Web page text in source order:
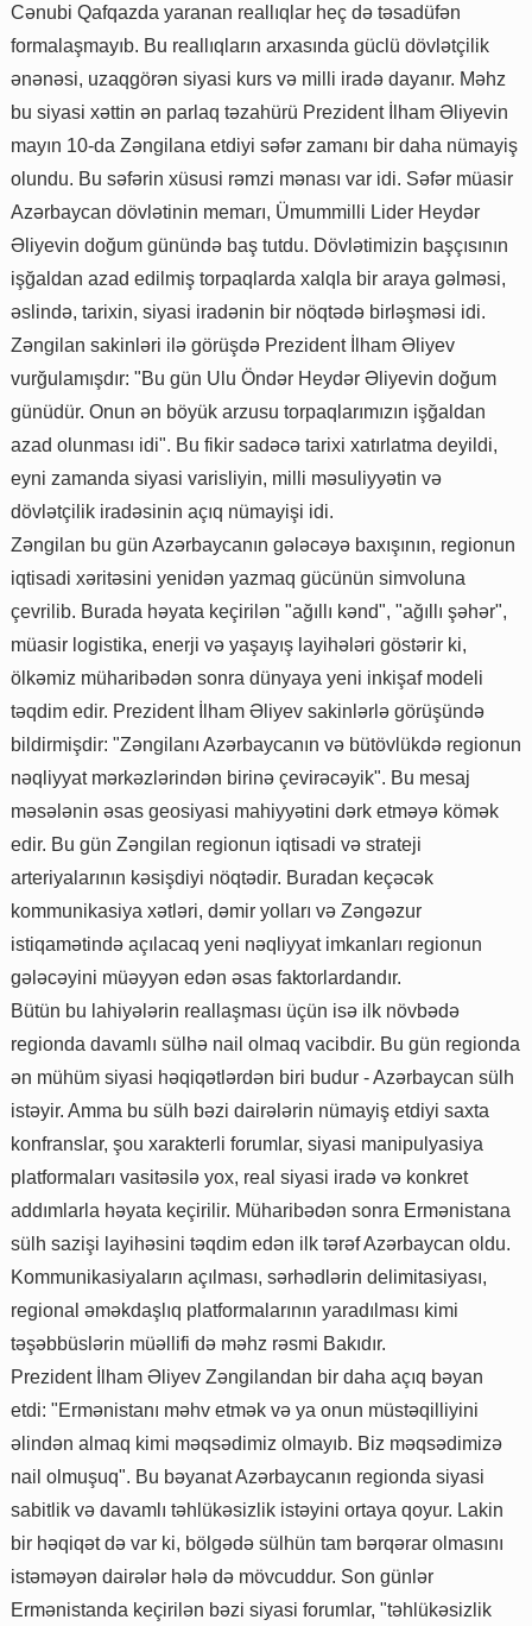
Cənubi Qafqazda yaranan reallıqlar heç də təsadüfən
formalaşmayıb. Bu reallıqların arxasında güclü dövlətçilik
ənənəsi, uzaqgörən siyasi kurs və milli iradə dayanır. Məhz
bu siyasi xəttin ən parlaq təzahürü Prezident İlham Əliyevin
mayın 10-da Zəngilana etdiyi səfər zamanı bir daha nümayiş
olundu. Bu səfərin xüsusi rəmzi mənası var idi. Səfər müasir
Azərbaycan dövlətinin memarı, Ümummilli Lider Heydər
Əliyevin doğum günündə baş tutdu. Dövlətimizin başçısının
işğaldan azad edilmiş torpaqlarda xalqla bir araya gəlməsi,
əslində, tarixin, siyasi iradənin bir nöqtədə birləşməsi idi.
Zəngilan sakinləri ilə görüşdə Prezident İlham Əliyev
vurğulamışdır: "Bu gün Ulu Öndər Heydər Əliyevin doğum
günüdür. Onun ən böyük arzusu torpaqlarımızın işğaldan
azad olunması idi". Bu fikir sadəcə tarixi xatırlatma deyildi,
eyni zamanda siyasi varisliyin, milli məsuliyyətin və
dövlətçilik iradəsinin açıq nümayişi idi.
Zəngilan bu gün Azərbaycanın gələcəyə baxışının, regionun
iqtisadi xəritəsini yenidən yazmaq gücünün simvoluna
çevrilib. Burada həyata keçirilən "ağıllı kənd", "ağıllı şəhər",
müasir logistika, enerji və yaşayış layihələri göstərir ki,
ölkəmiz müharibədən sonra dünyaya yeni inkişaf modeli
təqdim edir. Prezident İlham Əliyev sakinlərlə görüşündə
bildirmişdir: "Zəngilanı Azərbaycanın və bütövlükdə regionun
nəqliyyat mərkəzlərindən birinə çevirəcəyik". Bu mesaj
məsələnin əsas geosiyasi mahiyyətini dərk etməyə kömək
edir. Bu gün Zəngilan regionun iqtisadi və strateji
arteriyalarının kəsişdiyi nöqtədir. Buradan keçəcək
kommunikasiya xətləri, dəmir yolları və Zəngəzur
istiqamətində açılacaq yeni nəqliyyat imkanları regionun
gələcəyini müəyyən edən əsas faktorlardandır.
Bütün bu lahiyələrin reallaşması üçün isə ilk növbədə
regionda davamlı sülhə nail olmaq vacibdir. Bu gün regionda
ən mühüm siyasi həqiqətlərdən biri budur - Azərbaycan sülh
istəyir. Amma bu sülh bəzi dairələrin nümayiş etdiyi saxta
konfranslar, şou xarakterli forumlar, siyasi manipulyasiya
platformaları vasitəsilə yox, real siyasi iradə və konkret
addımlarla həyata keçirilir. Müharibədən sonra Ermənistana
sülh sazişi layihəsini təqdim edən ilk tərəf Azərbaycan oldu.
Kommunikasiyaların açılması, sərhədlərin delimitasiyası,
regional əməkdaşlıq platformalarının yaradılması kimi
təşəbbüslərin müəllifi də məhz rəsmi Bakıdır.
Prezident İlham Əliyev Zəngilandan bir daha açıq bəyan
etdi: "Ermənistanı məhv etmək və ya onun müstəqilliyini
əlindən almaq kimi məqsədimiz olmayıb. Biz məqsədimizə
nail olmuşuq". Bu bəyanat Azərbaycanın regionda siyasi
sabitlik və davamlı təhlükəsizlik istəyini ortaya qoyur. Lakin
bir həqiqət də var ki, bölgədə sülhün tam bərqərar olmasını
istəməyən dairələr hələ də mövcuddur. Son günlər
Ermənistanda keçirilən bəzi siyasi forumlar, "təhlükəsizlik